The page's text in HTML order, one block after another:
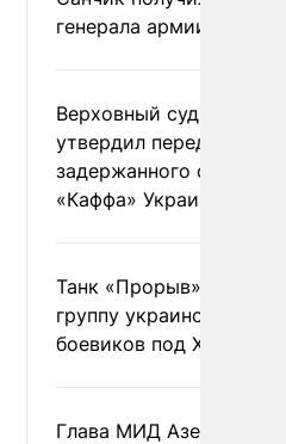
генерала армии
Верховный суд Швеции
утвердил передачу
задержанного
«Каффа» Украине
Танк «Прорыв»
группу украинских
боевиков под
Глава МИД